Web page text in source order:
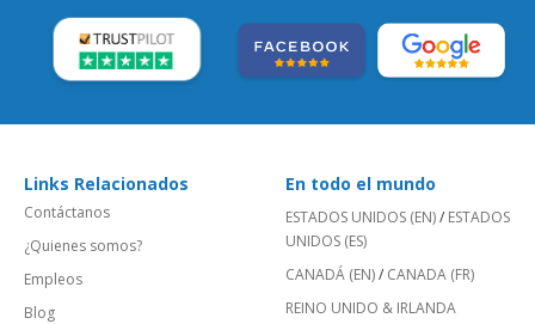
Links Relacionados
Contáctanos
¿Quienes somos?
Empleos
Blog
En todo el mundo
ESTADOS UNIDOS (EN)/ ESTADOS
UNIDOS (ES)
CANADÁ (EN)/ CANADA (FR)
REINO UNIDO & IRLANDA